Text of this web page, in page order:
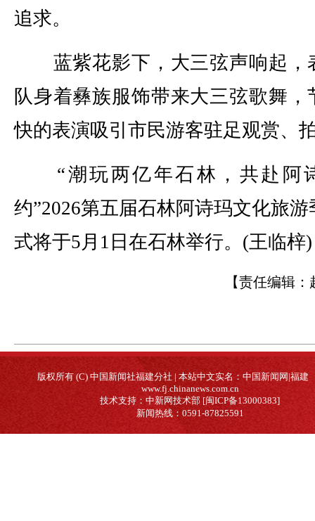
追求。
蓝紫花影下，大三弦声响起，
队身着彝族服饰带来大三弦歌舞，
快的表演吸引市民游客驻足观赏、
“潮玩两亿年石林，共赴阿
约”2026第五届石林阿诗玛文化旅游
式将于5月1日在石林举行。(王临梓)
【责任编辑：
版权所有 (C) 中国新闻社福建分社 | 本站中文实名：中国新闻网|福建
www.fj.chinanews.com.cn
技术支持：中新网技术部 [闽ICP备13000383]
新闻热线：0591-87825591